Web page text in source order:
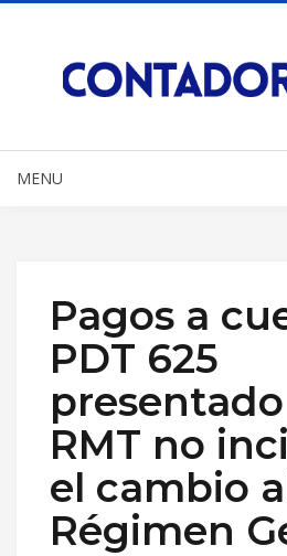
MENU
Pagos a
PDT 625
RMT no
el cambio
Régimen